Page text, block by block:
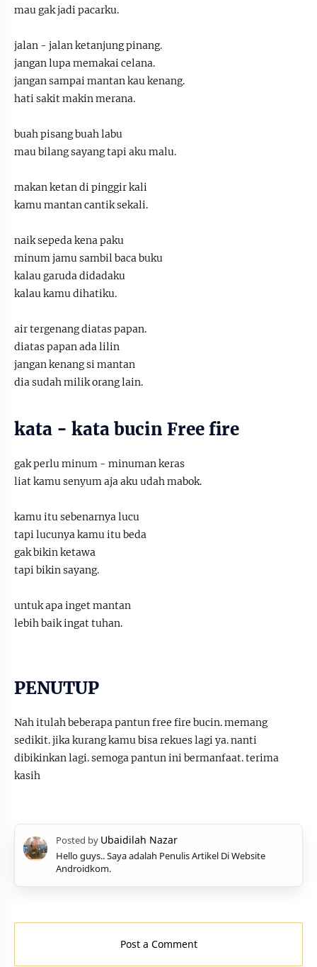
mau gak jadi pacarku.
jalan - jalan ketanjung pinang.
jangan lupa memakai celana.
jangan sampai mantan kau kenang.
hati sakit makin merana.
buah pisang buah labu
mau bilang sayang tapi aku malu.
makan ketan di pinggir kali
kamu mantan cantik sekali.
naik sepeda kena paku
minum jamu sambil baca buku
kalau garuda didadaku
kalau kamu dihatiku.
air tergenang diatas papan.
diatas papan ada lilin
jangan kenang si mantan
dia sudah milik orang lain.
kata - kata bucin Free fire
gak perlu minum - minuman keras
liat kamu senyum aja aku udah mabok.
kamu itu sebenarnya lucu
tapi lucunya kamu itu beda
gak bikin ketawa
tapi bikin sayang.
untuk apa inget mantan
lebih baik ingat tuhan.
PENUTUP
Nah itulah beberapa pantun free fire bucin. memang
sedikit. jika kurang kamu bisa rekues lagi ya. nanti
dibikinkan lagi. semoga pantun ini bermanfaat. terima
kasih
Hello guys.. Saya adalah Penulis Artikel Di Website
Androidkom.
Post a Comment